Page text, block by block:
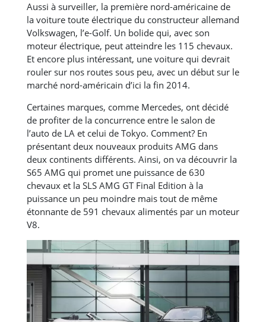
Aussi à surveiller, la première nord-américaine de
la voiture toute électrique du constructeur allemand
Volkswagen, l’e-Golf. Un bolide qui, avec son
moteur électrique, peut atteindre les 115 chevaux.
Et encore plus intéressant, une voiture qui devrait
rouler sur nos routes sous peu, avec un début sur le
marché nord-américain d’ici la fin 2014.
Certaines marques, comme Mercedes, ont décidé
de profiter de la concurrence entre le salon de
l’auto de LA et celui de Tokyo. Comment? En
présentant deux nouveaux produits AMG dans
deux continents différents. Ainsi, on va découvrir la
S65 AMG qui promet une puissance de 630
chevaux et la SLS AMG GT Final Edition à la
puissance un peu moindre mais tout de même
étonnante de 591 chevaux alimentés par un moteur
V8.